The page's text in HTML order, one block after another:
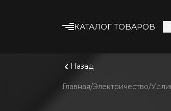
КАТАЛОГ ТОВАРОВ
Назад
Главная Электричество